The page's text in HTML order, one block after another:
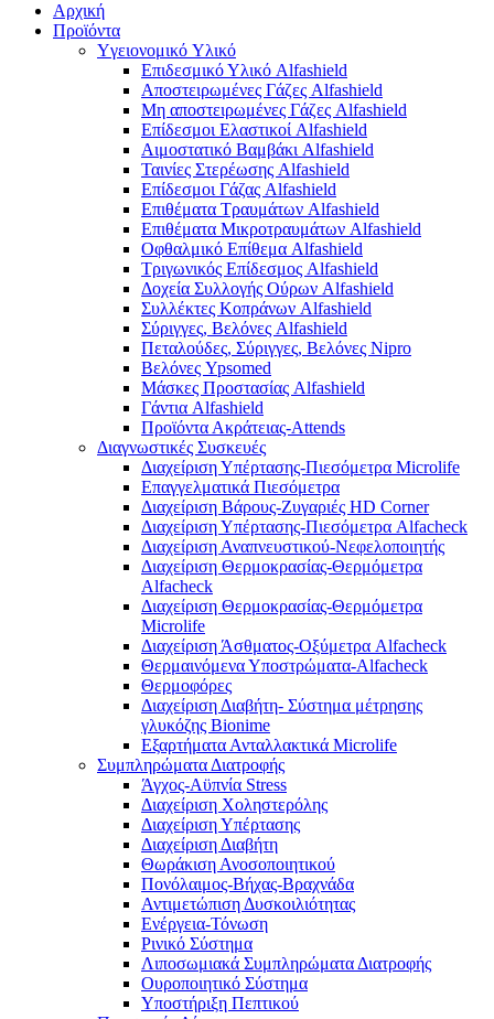
Αρχική
Προϊόντα
Yγειονομικό Yλικό
Επιδεσμικό Υλικό Alfashield
Αποστειρωμένες Γάζες Alfashield
Μη αποστειρωμένες Γάζες Alfashield
Επίδεσμοι Ελαστικοί Alfashield
Αιμοστατικό Βαμβάκι Alfashield
Ταινίες Στερέωσης Alfashield
Επίδεσμοι Γάζας Alfashield
Επιθέματα Τραυμάτων Alfashield
Επιθέματα Μικροτραυμάτων Alfashield
Οφθαλμικό Eπίθεμα Alfashield
Τριγωνικός Επίδεσμος Alfashield
Δοχεία Συλλογής Ούρων Alfashield
Συλλέκτες Κοπράνων Alfashield
Σύριγγες, Βελόνες Alfashield
Πεταλούδες, Σύριγγες, Βελόνες Nipro
Βελόνες Ypsomed
Μάσκες Προστασίας Alfashield
Γάντια Alfashield
Προϊόντα Ακράτειας-Attends
Διαγνωστικές Συσκευές
Διαχείριση Υπέρτασης-Πιεσόμετρα Microlife
Επαγγελματικά Πιεσόμετρα
Διαχείριση Βάρους-Ζυγαριές HD Corner
Διαχείριση Υπέρτασης-Πιεσόμετρα Alfacheck
Διαχείριση Αναπνευστικού-Νεφελοποιητής
Διαχείριση Θερμοκρασίας-Θερμόμετρα
Alfacheck
Διαχείριση Θερμοκρασίας-Θερμόμετρα
Microlife
Διαχείριση Άσθματος-Οξύμετρα Alfacheck
Θερμαινόμενα Υποστρώματα-Alfacheck
Θερμοφόρες
Διαχείριση Διαβήτη- Σύστημα μέτρησης
γλυκόζης Bionime
Εξαρτήματα Ανταλλακτικά Microlife
Συμπληρώματα Διατροφής
Άγχος-Αϋπνία Stress
Διαχείριση Χοληστερόλης
Διαχείριση Υπέρτασης
Διαχείριση Διαβήτη
Θωράκιση Ανοσοποιητικού
Πονόλαιμος-Βήχας-Βραχνάδα
Αντιμετώπιση Δυσκοιλιότητας
Eνέργεια-Τόνωση
Ρινικό Σύστημα
Λιποσωμιακά Συμπληρώματα Διατροφής
Ουροποιητικό Σύστημα
Υποστήριξη Πεπτικού